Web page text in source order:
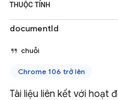
THUỘC TÍNH
documentId
chuỗi
Chrome 106 trở lên
Tài liệu liên kết với hoạt